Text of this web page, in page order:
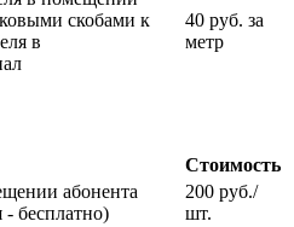
скобами к
в
40 руб. за
метр
Стоимость
абонента
- бесплатно)
200 руб./
шт.